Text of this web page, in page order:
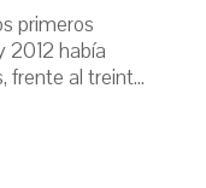
primeros
2012 había
frente al treint...